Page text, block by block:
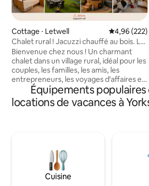
Cottage ⋅ Letwell Évaluation
4,96 (222)
Chalet rural ! Jacuzzi chauffé au bois. Le
bonheur vous attend.
Bienvenue chez nous ! Un charmant
chalet dans un village rural, idéal pour les
couples, les familles, les amis, les
entrepreneurs, les voyages d'affaires et
les mariages. La propriété dispose de 2
chambres king-size, d'une chambre
pour enfants avec 3 lits simples, ainsi que
parquet, d'un immense jardin avec aire
de jeux, d'un jacuzzi et d'un parking pour
3 voitures/fourgonnette LWB. Proche
de la M1, de l'A1, de Hodsock Priory, de
Équipements populaires
locations de vacances à
Cuisine